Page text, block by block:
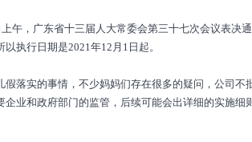
上午，广东省十三届人大常委会第三十七次会议表决
以执行日期是2021年12月1日起。
假落实的事情，不少妈妈们存在很多的疑问，公司
企业和政府部门的监管，后续可能会出详细的实施细